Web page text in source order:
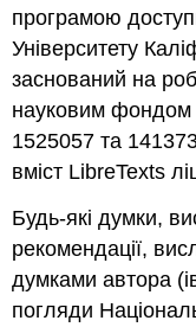
програмою
Університету
заснований на
науковим
1525057 та
вміст LibreTexts
Будь-які думки,
рекомендації,
думками автора
погляди